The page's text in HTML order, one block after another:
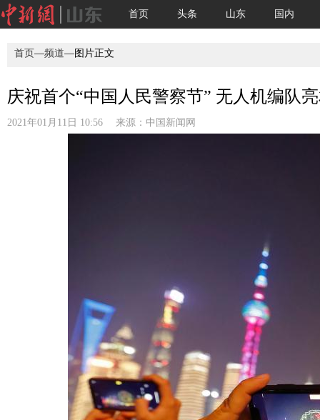
首页 头条 山东 国内
首页—频道—图片正文
庆祝首个“中国人民警察节” 无人机编队
2021年01月11日 10:56 来源： 中国新闻网